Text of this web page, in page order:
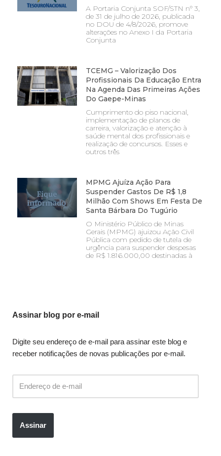
A Portaria Conjunta SOF/STN nº 3,
de 31 de julho de 2026, publicada
no DOU de 4/8/2026, promove
alterações no Anexo I da Portaria
Conjunta
TCEMG – Valorização Dos
Profissionais Da Educação Entra
Na Agenda Das Primeiras Ações
Do Gaepe-Minas
Cumprimento do piso nacional,
implementação de planos de
carreira, valorização e atenção à
saúde mental dos profissionais e
realização de concursos. Esses e
outros três
MPMG Ajuíza Ação Para
Suspender Gastos De R$ 1,8
Milhão Com Shows Em Festa De
Santa Bárbara Do Tugúrio
O Ministério Público de Minas
Gerais (MPMG) ajuizou Ação Civil
Pública com pedido de tutela de
urgência para suspender despesas
de R$ 1.816.000,00 destinadas à
Assinar blog por e-mail
Digite seu endereço de e-mail para assinar este blog e
receber notificações de novas publicações por e-mail.
Assinar